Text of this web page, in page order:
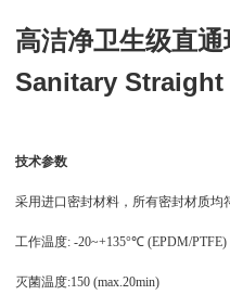
高洁净卫生级直通
Sanitary Straight
技术参数
采用进口密封材料，所有密封材质均
工作温度: -20~+135°℃ (EPDM/PTFE)
灭菌温度:150 (max.20min)